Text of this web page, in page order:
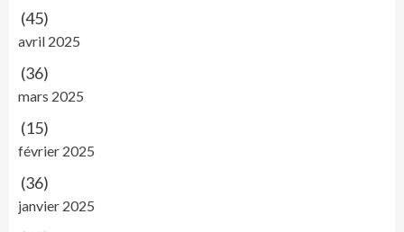
(45)
avril 2025
(36)
mars 2025
(15)
février 2025
(36)
janvier 2025